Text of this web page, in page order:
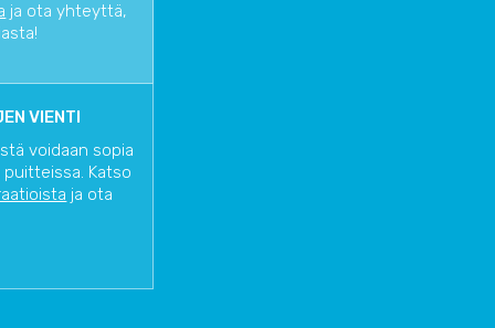
ja ota yhteyttä,
VIENTI
voidaan sopia
Katso
ja ota